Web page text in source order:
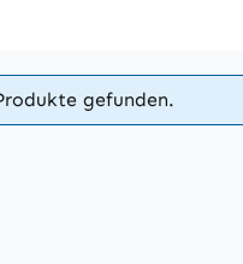
gefunden.